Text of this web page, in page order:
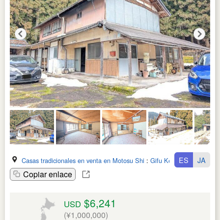
Casas tradicionales en venta en Motosu Shi : Gifu Ken
Copiar enlace
ES JA
USD $6,241
(¥1,000,000)